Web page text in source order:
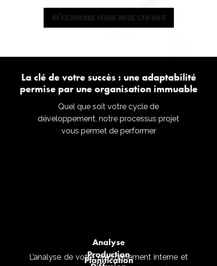
DÉCOUVRIR TOUS NOS CLIENTS
DÉCOUVRIR TOUS NOS CLIENTS
La clé de votre succès : une adaptabilité
permise par une organisation immuable
Quel que soit votre cycle de
développement, notre processus projet
vous permet de performer
Production
Planification
Analyse
L’analyse de votre environnement interne et